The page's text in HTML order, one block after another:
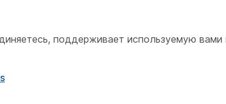
поддерживает используемую вами